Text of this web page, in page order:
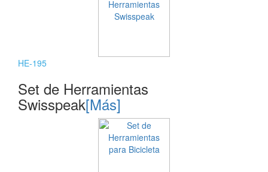
HE-195
Set de Herramientas
Swisspeak[Más]